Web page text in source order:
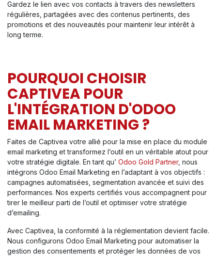
Gardez le lien avec vos contacts à travers des newsletters
régulières, partagées avec des contenus pertinents, des
promotions et des nouveautés pour maintenir leur intérêt à
long terme.
POURQUOI CHOISIR
CAPTIVEA POUR
L'INTÉGRATION D'ODOO
EMAIL MARKETING ?
Faites de Captivea votre allié pour la mise en place du module
email marketing et transformez l’outil en un véritable atout pour
votre stratégie digitale. En tant qu’ Odoo Gold Partner, nous
intégrons Odoo Email Marketing en l’adaptant à vos objectifs :
campagnes automatisées, segmentation avancée et suivi des
performances. Nos experts certifiés vous accompagnent pour
tirer le meilleur parti de l’outil et optimiser votre stratégie
d’emailing.
Avec Captivea, la conformité à la réglementation devient facile.
Nous configurons Odoo Email Marketing pour automatiser la
gestion des consentements et protéger les données de vos